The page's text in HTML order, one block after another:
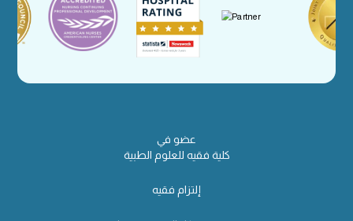
عضو في
كلية فقيه للعلوم الطبية
إلتزام فقيه